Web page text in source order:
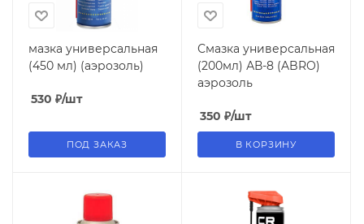
мазка универсальная
(450 мл) (аэрозоль)
530 ₽/шт
ПОД ЗАКАЗ
Смазка универсальная
(200мл) АВ-8 (ABRO)
аэрозоль
350 ₽/шт
В КОРЗИНУ